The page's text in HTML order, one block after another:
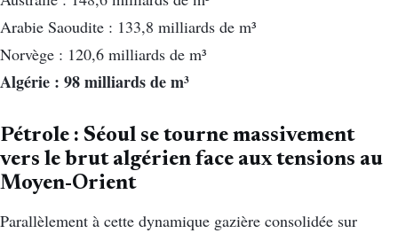
Arabie Saoudite : 133,8 milliards de m³
Norvège : 120,6 milliards de m³
Algérie : 98 milliards de m³
Pétrole : Séoul se tourne massivement
vers le brut algérien face aux tensions au
Moyen-Orient
Parallèlement à cette dynamique gazière consolidée sur